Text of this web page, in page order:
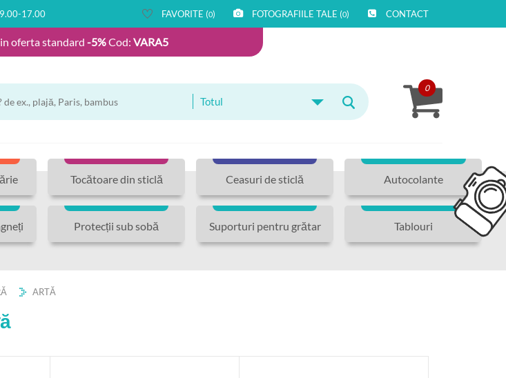
9.00-17.00 FAVORITE (0) FOTOGRAFIILE TALE (0) CONTACT
oferta standard -5%Cod: VARA5
Totul
0
Tocătoare din sticlă Ceasuri de sticlă Autocolante
Protecții sub sobă Suporturi pentru grătar Tablouri
ARTĂ